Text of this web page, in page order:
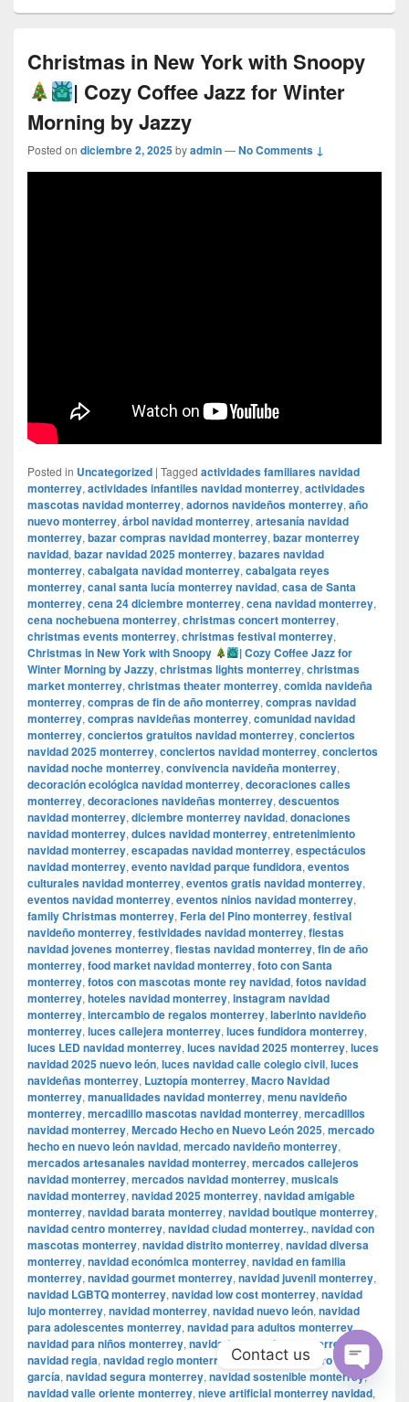
Christmas in New York with Snoopy
| Cozy Coffee Jazz for Winter
Morning by Jazzy
Posted on diciembre 2, 2025byadmin—No Comments ↓
Posted in Uncategorized | Tagged actividades familiares navidad
monterrey, actividades infantiles navidad monterrey, actividades
mascotas navidad monterrey, adornos navideños monterrey, año
nuevo monterrey, árbol navidad monterrey, artesanía navidad
monterrey, bazar compras navidad monterrey, bazar monterrey
navidad, bazar navidad 2025 monterrey, bazares navidad
monterrey, cabalgata navidad monterrey, cabalgata reyes
monterrey, canal santa lucía monterrey navidad, casa de Santa
monterrey, cena 24 diciembre monterrey, cena navidad monterrey,
cena nochebuena monterrey, christmas concert monterrey,
christmas events monterrey, christmas festival monterrey,
Christmas in New York with Snoopy
| Cozy Coffee Jazz for
Winter Morning by Jazzy, christmas lights monterrey, christmas
market monterrey, christmas theater monterrey, comida navideña
monterrey, compras de fin de año monterrey, compras navidad
monterrey, compras navideñas monterrey, comunidad navidad
monterrey, conciertos gratuitos navidad monterrey, conciertos
navidad 2025 monterrey, conciertos navidad monterrey, conciertos
navidad noche monterrey, convivencia navideña monterrey,
decoración ecológica navidad monterrey, decoraciones calles
monterrey, decoraciones navideñas monterrey, descuentos
navidad monterrey, diciembre monterrey navidad, donaciones
navidad monterrey, dulces navidad monterrey, entretenimiento
navidad monterrey, escapadas navidad monterrey, espectáculos
navidad monterrey, evento navidad parque fundidora, eventos
culturales navidad monterrey, eventos gratis navidad monterrey,
eventos navidad monterrey, eventos ninios navidad monterrey,
family Christmas monterrey, Feria del Pino monterrey, festival
navideño monterrey, festividades navidad monterrey, fiestas
navidad jovenes monterrey, fiestas navidad monterrey, fin de año
monterrey, food market navidad monterrey, foto con Santa
monterrey, fotos con mascotas monte rey navidad, fotos navidad
monterrey, hoteles navidad monterrey, instagram navidad
monterrey, intercambio de regalos monterrey, laberinto navideño
monterrey, luces callejera monterrey, luces fundidora monterrey,
luces LED navidad monterrey, luces navidad 2025 monterrey, luces
navidad 2025 nuevo león, luces navidad calle colegio civil, luces
navideñas monterrey, Luztopía monterrey, Macro Navidad
monterrey, manualidades navidad monterrey, menu navideño
monterrey, mercadillo mascotas navidad monterrey, mercadillos
navidad monterrey, Mercado Hecho en Nuevo León 2025, mercado
hecho en nuevo león navidad, mercado navideño monterrey,
mercados artesanales navidad monterrey, mercados callejeros
navidad monterrey, mercados navidad monterrey, musicals
navidad monterrey, navidad 2025 monterrey, navidad amigable
monterrey, navidad barata monterrey, navidad boutique monterrey,
navidad centro monterrey, navidad ciudad monterrey., navidad con
mascotas monterrey, navidad distrito monterrey, navidad diversa
monterrey, navidad económica monterrey, navidad en familia
monterrey, navidad gourmet monterrey, navidad juvenil monterrey,
navidad LGBTQ monterrey, navidad low cost monterrey, navidad
lujo monterrey, navidad monterrey, navidad nuevo león, navidad
para adolescentes monterrey, navidad para adultos monterrey,
navidad para niños monterrey, navidad para todos monterrey,
navidad regia, navidad regio monterrey ,navidad san pedro garza
garcía, navidad segura monterrey, navidad sostenible monterrey,
navidad valle oriente monterrey, nieve artificial monterrey navidad,
Contact us
Open